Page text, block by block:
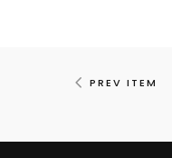
PREV ITEM